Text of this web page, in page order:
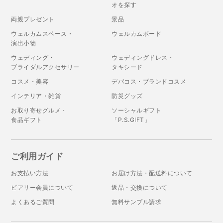
オを探す
両親プレゼント
景品
ウェルカムスペース・
演出小物
ウェルカムボード
ウェディング・
ブライダルアクセサリー
ウェディングドレス・
タキシード
コスメ・美容
デパコス・ブランドコスメ
インテリア・雑貨
防災グッズ
お取り寄せグルメ・
食品ギフト
ソーシャルギフト
「P.S.GIFT」
ご利用ガイド
お支払い方法
お届け方法・配送料について
ピアリー会員について
返品・交換について
よくあるご質問
無料サンプル請求